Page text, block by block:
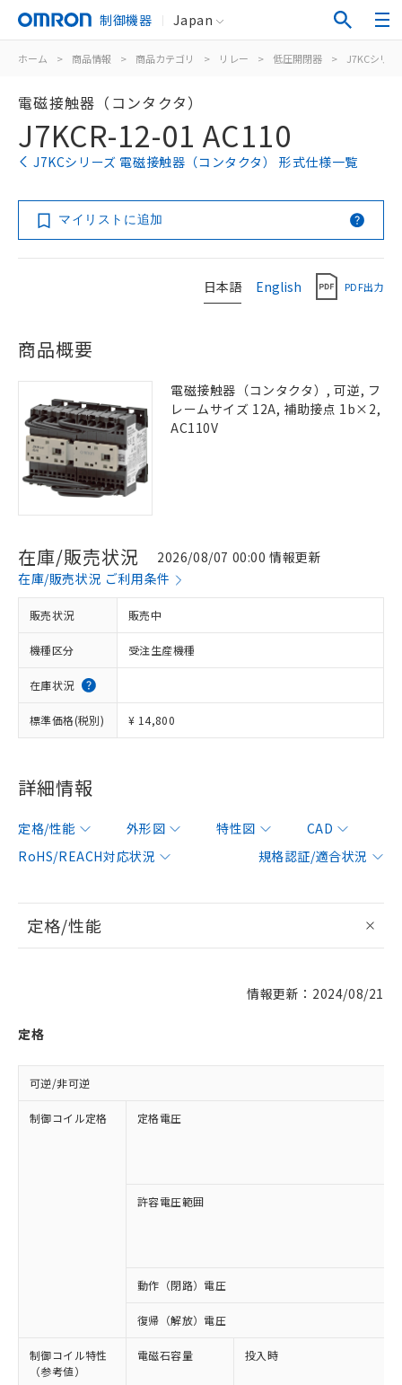
制御機器 Japan
ホーム > 商品情報 > 商品カテゴリ > リレー > 低圧開閉器 > J7KCシリー
電磁接触器（コンタクタ）
J7KCR-12-01 AC110
J7KCシリーズ 電磁接触器（コンタクタ） 形式仕様一覧
マイリストに追加
日本語 English PDF出力
商品概要
電磁接触器（コンタクタ）, 可逆, フ
レームサイズ 12A, 補助接点 1b×2,
AC110V
在庫/販売状況
2026/08/07 00:00 情報更新
在庫/販売状況 ご利用条件
販売状況 販売中
機種区分 受注生産機種
在庫状況
標準価格(税別) ¥ 14,800
詳細情報
定格/性能 外形図 特性図
CAD
RoHS/REACH対応状況
規格認証/適合状況
定格/性能
情報更新：2024/08/21
定格
可逆/非可逆
制御コイル定格 定格電圧
許容電圧範囲
動作（閉路）電圧
復帰（解放）電圧
制御コイル特性
（参考値）
電磁石容量 投入時